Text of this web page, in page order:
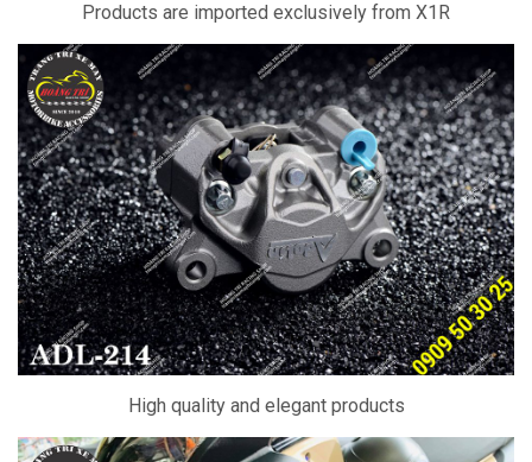
Products are imported exclusively from X1R
High quality and elegant products